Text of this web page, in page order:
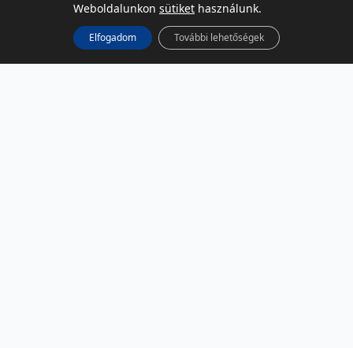
Weboldalunkon sütiket használunk.
Elfogadom További lehetőségek